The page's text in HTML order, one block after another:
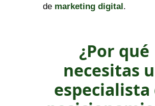
de marketing digital .
¿Por qué
necesitas
especialista